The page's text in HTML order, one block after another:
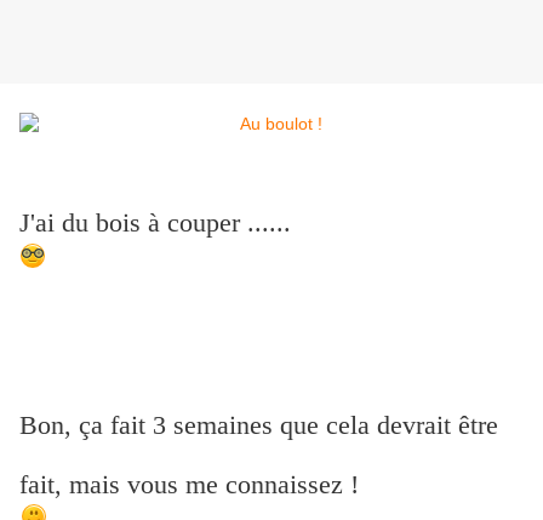
J'ai du bois à couper ......
Bon, ça fait 3 semaines que cela devrait être
fait, mais vous me connaissez !